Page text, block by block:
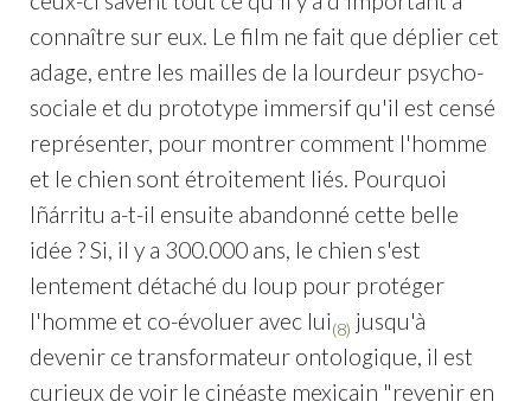
connaître sur eux. Le film ne fait que déplier cet
adage, entre les mailles de la lourdeur psycho-
sociale et du prototype immersif qu'il est censé
représenter, pour montrer comment l'homme
et le chien sont étroitement liés. Pourquoi
Iñárritu a-t-il ensuite abandonné cette belle
idée ? Si, il y a 300.000 ans, le chien s'est
lentement détaché du loup pour protéger
l'homme et co-évoluer avec lui(8) jusqu'à
devenir ce transformateur ontologique, il est
curieux de voir le cinéaste mexicain "revenir en